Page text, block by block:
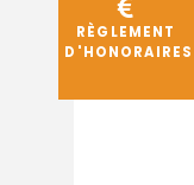
RÈGLEMENT
D'HONORAIRES